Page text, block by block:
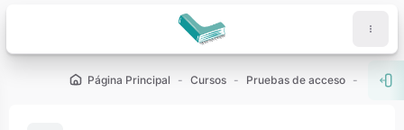
Página Principal Cursos Pruebas de acceso PAU -